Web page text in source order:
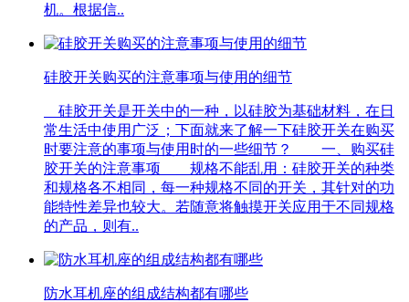
机。根据信..
硅胶开关购买的注意事项与使用的细节
硅胶开关是开关中的一种，以硅胶为基础材料，在日
常生活中使用广泛；下面就来了解一下硅胶开关在购买
时要注意的事项与使用时的一些细节？ 一、购买硅
胶开关的注意事项 规格不能乱用：硅胶开关的种类
和规格各不相同，每一种规格不同的开关，其针对的功
能特性差异也较大。若随意将触摸开关应用于不同规格
的产品，则有..
防水耳机座的组成结构都有哪些